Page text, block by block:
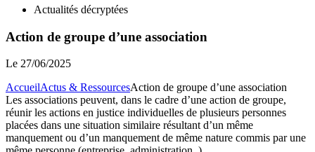
Actualités décryptées
Action de groupe d’une association
Le 27/06/2025
AccueilActus & RessourcesAction de groupe d’une association
Les associations peuvent, dans le cadre d’une action de groupe,
réunir les actions en justice individuelles de plusieurs personnes
placées dans une situation similaire résultant d’un même
manquement ou d’un manquement de même nature commis par une